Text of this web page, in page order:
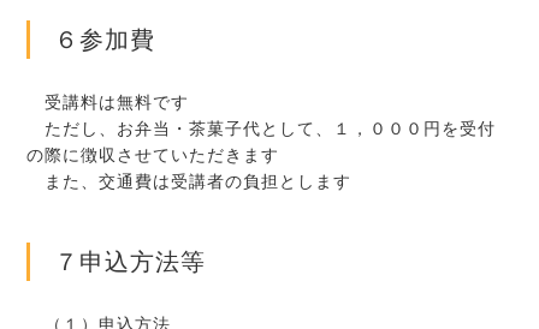
６参加費
受講料は無料です
ただし、お弁当・茶菓子代として、１，０００円を受付
の際に徴収させていただきます
また、交通費は受講者の負担とします
７申込方法等
（１）申込方法